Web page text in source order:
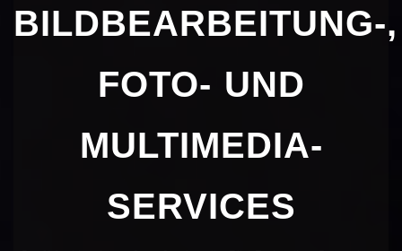
BILDBEARBEITUNG-,
FOTO- UND
MULTIMEDIA-
SERVICES